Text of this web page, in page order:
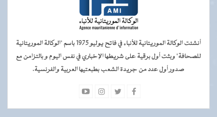
أنشئت الوكالة الموريتانية للأنباء في فاتح يوليو 1975 باسم "الوكالة الموريتانية
للصحافة" وبثت أول برقية على شريطها الإخباري في نفس اليوم و بالتزامن مع
صدور أول عدد من جريدة الشعب بطبعتيها العربية والفرنسية.